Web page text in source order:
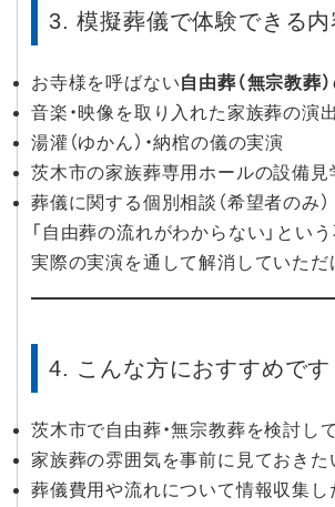
3. 模擬葬儀で体験できる内
お寺様を呼ばない自由葬（無宗教葬
音楽・映像を取り入れた家族葬の演
湯灌（ゆかん）・納棺の儀の実演
茨木市の家族葬専用ホールの設備見
葬儀に関する個別相談（希望者のみ）
「自由葬の流れがわからない」という
実際の実演を通して解消していただ
4. こんな方におすすめです
茨木市で自由葬・無宗教葬を検討し
家族葬の雰囲気を事前に見ておきた
葬儀費用や流れについて情報収集し